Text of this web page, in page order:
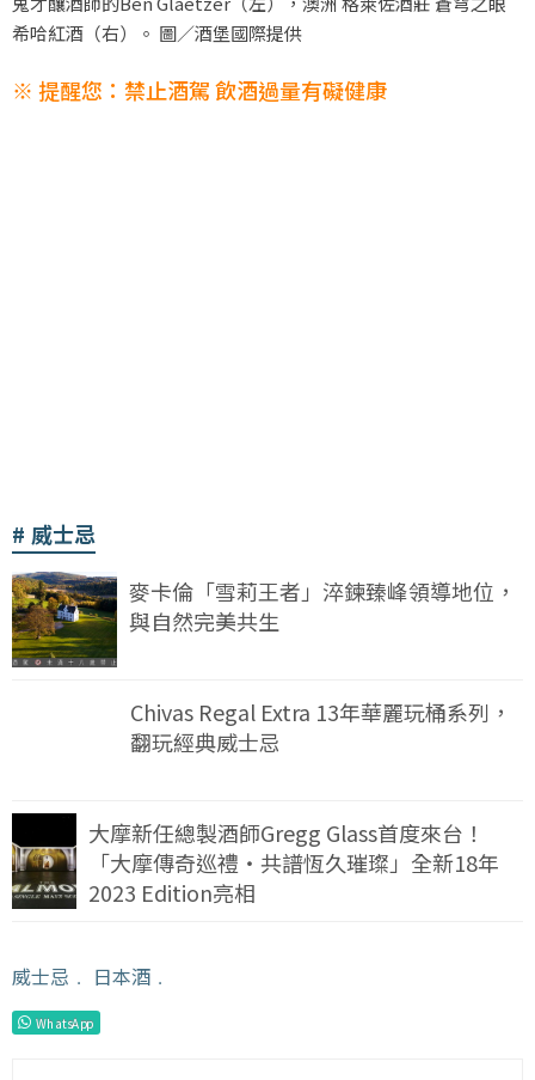
希哈紅酒（右）。 圖／酒堡國際提供
※ 提醒您：禁止酒駕 飲酒過量有礙健康
威士忌
麥卡倫「雪莉王者」淬鍊臻峰領導地位，
與自然完美共生
Chivas Regal Extra 13年華麗玩桶系列，
翻玩經典威士忌
大摩新任總製酒師Gregg Glass首度來台！
「大摩傳奇巡禮・共譜恆久璀璨」全新18年
2023 Edition亮相
威士忌 ﹒ 日本酒 ﹒
WhatsApp